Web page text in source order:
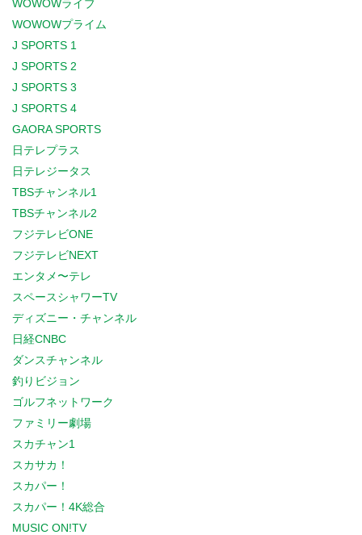
WOWOWライブ
WOWOWプライム
J SPORTS 1
J SPORTS 2
J SPORTS 3
J SPORTS 4
GAORA SPORTS
日テレプラス
日テレジータス
TBSチャンネル1
TBSチャンネル2
フジテレビONE
フジテレビNEXT
エンタメ〜テレ
スペースシャワーTV
ディズニー・チャンネル
日経CNBC
ダンスチャンネル
釣りビジョン
ゴルフネットワーク
ファミリー劇場
スカチャン1
スカサカ！
スカパー！
スカパー！4K総合
MUSIC ON!TV